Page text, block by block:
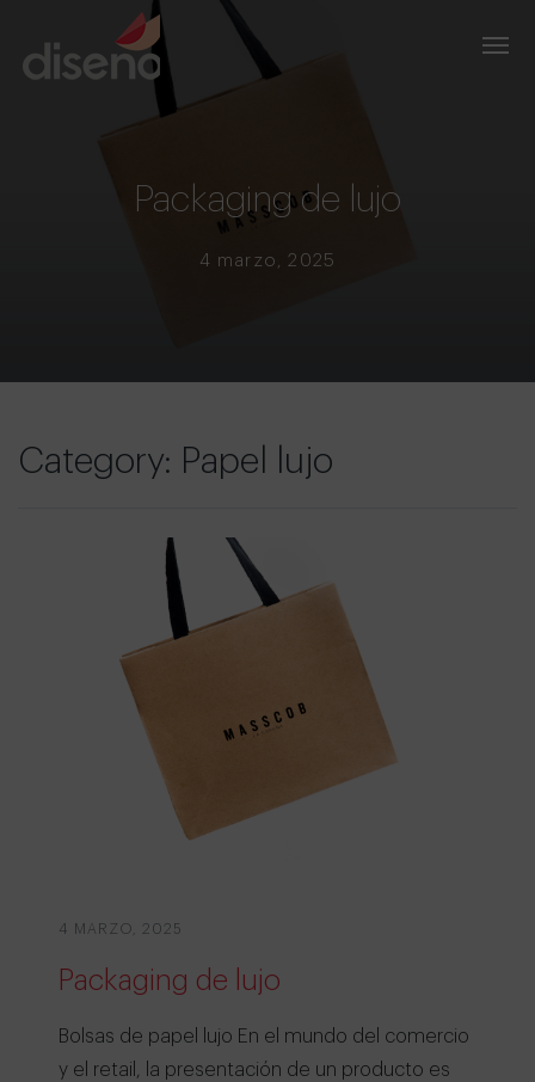
Packaging de lujo
4 marzo, 2025
Category: Papel lujo
4 MARZO, 2025
Packaging de lujo
Bolsas de papel lujo En el mundo del comercio
y el retail, la presentación de un producto es